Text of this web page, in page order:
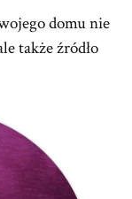
domu nie
także źródło